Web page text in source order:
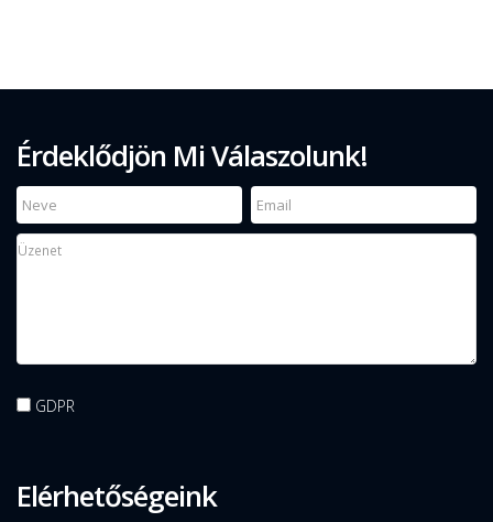
Érdeklődjön Mi Válaszolunk!
GDPR
Elérhetőségeink